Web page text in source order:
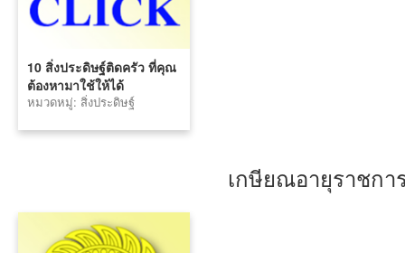
10 สิ่งประดิษฐ์ติดครัว ที่คุณ
ต้องหามาใช้ให้ได้
หมวดหมู่: สิ่งประดิษฐ์
เกษียณอายุราชกา